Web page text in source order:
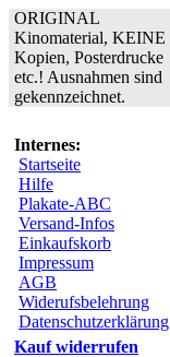
ORIGINAL
Kinomaterial, KEINE
Kopien, Posterdrucke
etc.! Ausnahmen sind
gekennzeichnet.
Internes:
Startseite
Hilfe
Plakate-ABC
Versand-Infos
Einkaufskorb
Impressum
AGB
Widerufsbelehrung
Datenschutzerklärung
Kauf widerrufen